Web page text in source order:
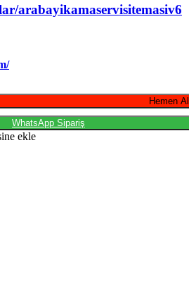
arabayikamaservisitemasiv6
Hemen Al
WhatsApp Sipariş
ekle